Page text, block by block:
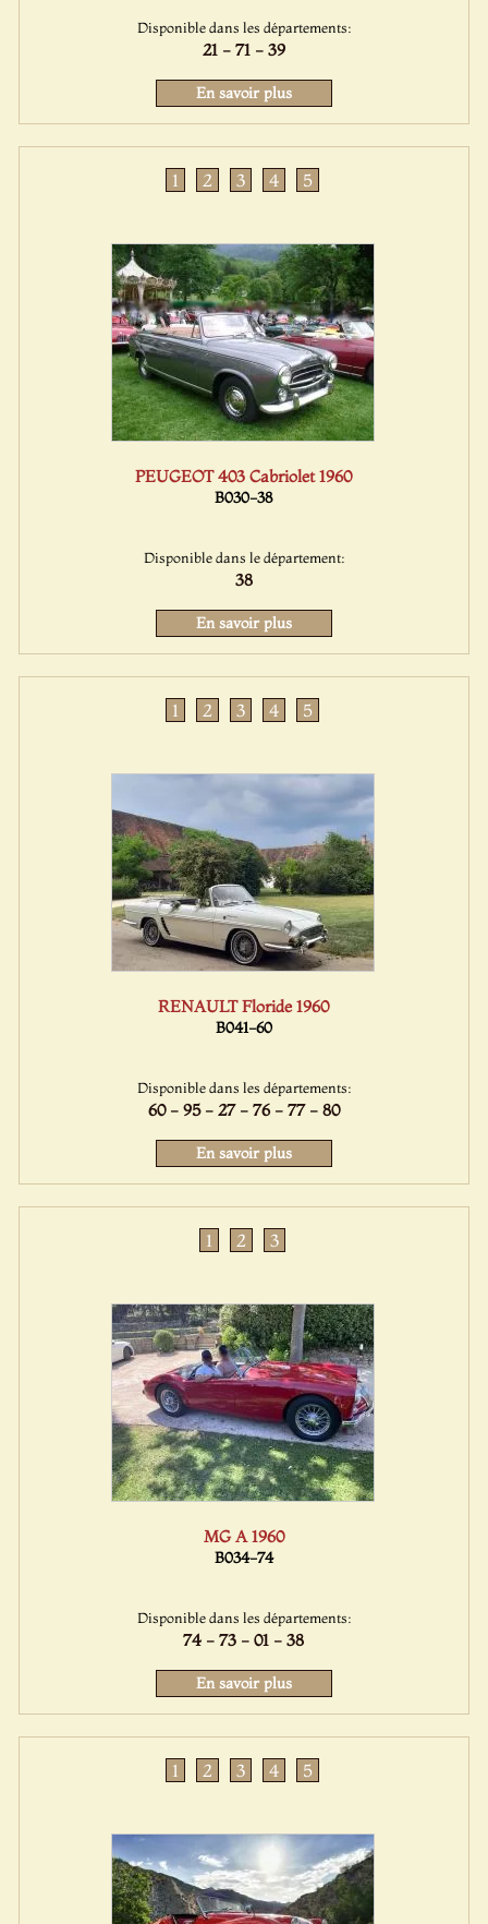
Disponible dans les départements:
21 - 71 - 39
En savoir plus
1 2 3 4 5
PEUGEOT 403 Cabriolet 1960
B030-38
Disponible dans le département:
38
En savoir plus
1 2 3 4 5
RENAULT Floride 1960
B041-60
Disponible dans les départements:
60 - 95 - 27 - 76 - 77 - 80
En savoir plus
1 2 3
MG A 1960
B034-74
Disponible dans les départements:
74 - 73 - 01 - 38
En savoir plus
1 2 3 4 5